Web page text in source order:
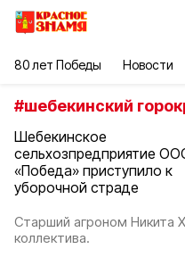
80 лет Победы Новости
#шебекинский
Шебекинское
сельхозпредприятие
«Победа» приступило к
уборочной страде
Старший агроном Никита
коллектива.